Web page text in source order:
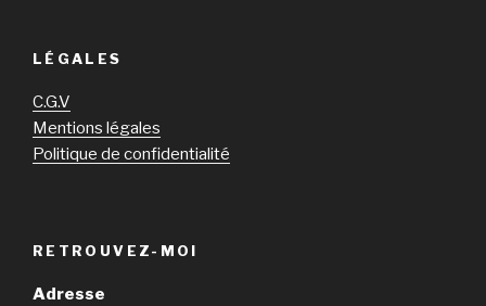
LÉGALES
C.G.V
Mentions légales
Politique de confidentialité
RETROUVEZ-MOI
Adresse